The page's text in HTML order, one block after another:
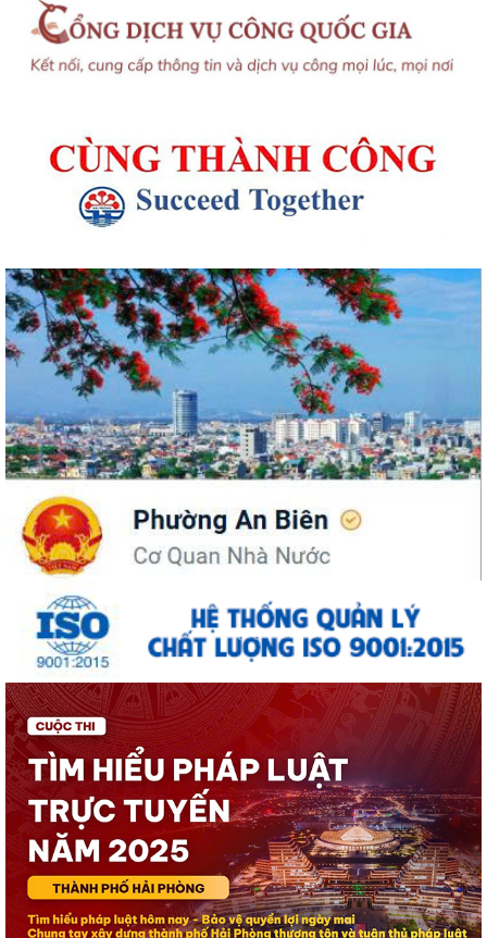
UBND phường An Biên phát động hưởng ứng Cuộc thi và Triển lãm
ảnh nghệ thuật cấp quốc gia “Tự hào...
ĐỒNG CHÍ PHÓ BÍ THƯ THƯỜNG TRỰC ĐẢNG ỦY PHƯỜNG DỰ SINH
HOẠT CHI BỘ THÁNG 8 TẠI CHI BỘ TRƯỜNG MẦM...
1/2.000 quận Lê Chân đến năm 2040
Thông báo về việc tăng cường bảo đảm trật tự an toàn giao thông,
trật tự đường hè trên địa bàn...
Thông báo về việc di dời các cơ sở sản xuất, kinh doanh đang thuê đất,
thuê mặt bằng của Công ty Cổ...
THÔNG BÁO TƯ VẤN PHÁP LUẬT MIỄN PHÍ CHO NHÂN DÂN
LỄ CẦU SIÊU TƯỞNG NIỆM ANH LINH CÁC ANH HÙNG LIỆT SĨ TẠI ĐỀN
LIỆT SĨ PHƯỜNG AN BIÊN - LÊ CHÂN
ĐỀN LIỆT SĨ PHƯỜNG AN BIÊN - LÊ CHÂN ĐÓN CÁC ĐOÀN ĐẠI BIỂU
ĐẾN DÂNG HƯƠNG, DÂNG HOA TƯỞNG NIỆM CÁC...